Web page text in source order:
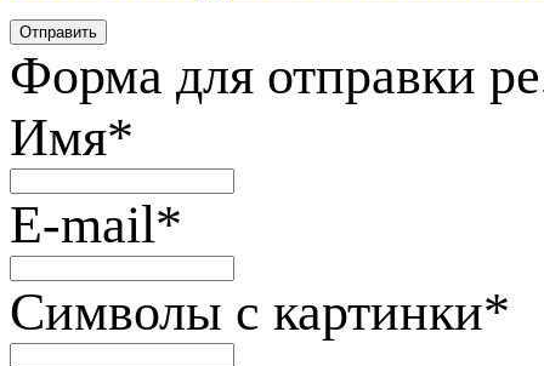
Форма для отправки
Имя*
E-mail*
Символы с картинки*